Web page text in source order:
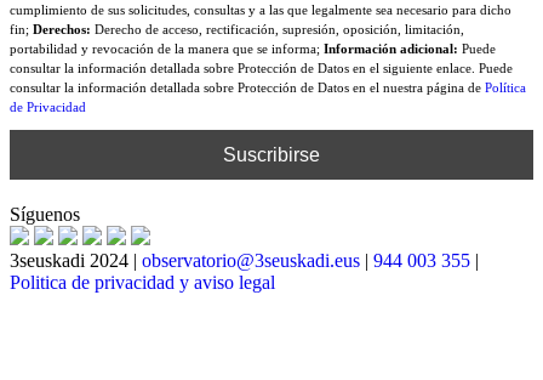
cumplimiento de sus solicitudes, consultas y a las que legalmente sea necesario para dicho
fin; Derechos: Derecho de acceso, rectificación, supresión, oposición, limitación,
portabilidad y revocación de la manera que se informa; Información adicional: Puede
consultar la información detallada sobre Protección de Datos en el siguiente enlace. Puede
consultar la información detallada sobre Protección de Datos en el nuestra página de Política
de Privacidad
Síguenos
3seuskadi 2024 | observatorio@3seuskadi.eus | 944 003 355 |
Politica de privacidad y aviso legal